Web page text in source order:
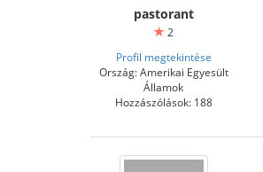
pastorant
2
Profil megtekintése
Ország: Amerikai Egyesült
Államok
Hozzászólások: 188